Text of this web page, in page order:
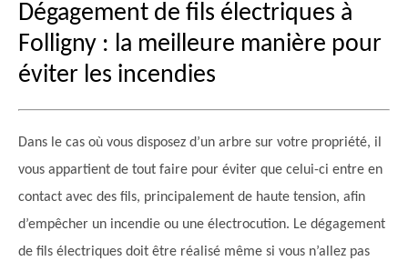
Dégagement de fils électriques à
Folligny : la meilleure manière pour
éviter les incendies
Dans le cas où vous disposez d’un arbre sur votre propriété, il
vous appartient de tout faire pour éviter que celui-ci entre en
contact avec des fils, principalement de haute tension, afin
d’empêcher un incendie ou une électrocution. Le dégagement
de fils électriques doit être réalisé même si vous n’allez pas